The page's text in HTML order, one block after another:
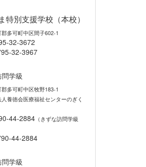
特別支援学校（本校）
多可町中区間子602-1
32-3672
32-3967
学級
多可町中区牧野183-1
養徳会医療福祉センターのぎく
44-2884（きずな訪問学級
44-2884
学級